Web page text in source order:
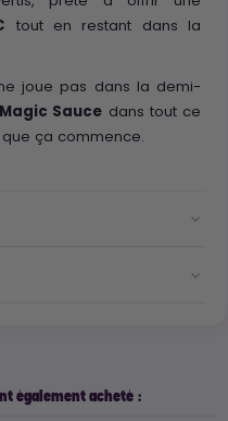
tout en restant dans la
joue pas dans la demi-
Magic Sauce dans tout ce
que ça commence.
également acheté :